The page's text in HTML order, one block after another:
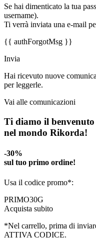
Se hai dimenticato la tua
username).
Ti verrà inviata una e-mail
{{ authForgotMsg }}
Invia
Hai ricevuto nuove
per leggerle.
Vai alle comunicazioni
Ti diamo il benvenuto
nel mondo Rikorda!
-30%
sul tuo primo ordine!
Usa il codice promo*:
PRIMO30G
Acquista subito
*Nel carrello, prima di
ATTIVA CODICE.